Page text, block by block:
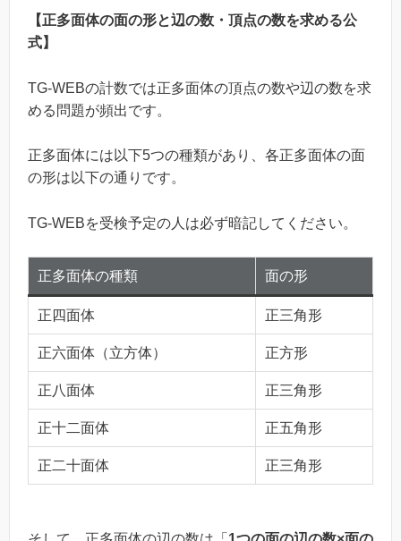
【正多面体の面の形と辺の数・頂点の数を求める公
式】
TG-WEBの計数では正多面体の頂点の数や辺の数を求
める問題が頻出です。
正多面体には以下5つの種類があり、各正多面体の面
の形は以下の通りです。
TG-WEBを受検予定の人は必ず暗記してください。
正多面体の種類 面の形
正四面体 正三角形
正六面体（立方体） 正方形
正八面体 正三角形
正十二面体 正五角形
正二十面体 正三角形